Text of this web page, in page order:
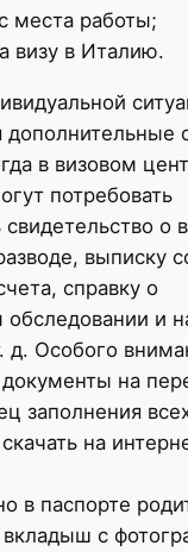
места работы;
визу в Италию.
дополнительные
в визовом
потребовать
свидетельство о
выписку
справку о
и
д. Особого
на
заполнения
на
в паспорте
с